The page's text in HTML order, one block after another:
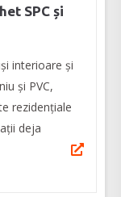
SPC și
interioare şi
şi PVC,
rezidențiale
deja